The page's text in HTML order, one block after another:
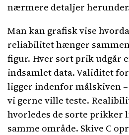
nærmere detaljer
Man kan grafisk vise
reliabilitet hænger
figur. Hver sort prik udgår
indsamlet data. Validitet
ligger indenfor målskiven
vi gerne ville teste.
hvorledes de sorte prikker
samme område. Skive C